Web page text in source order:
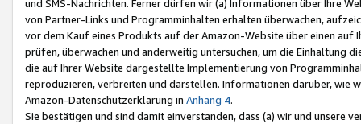
und SMS-Nachrichten. Ferner dürfen wir (a) Informationen über Ihre
von Partner-Links und Programminhalten erhalten überwachen,
vor dem Kauf eines Produkts auf der Amazon-Website über einen
prüfen, überwachen und anderweitig untersuchen, um die Einhaltung
die auf Ihrer Website dargestellte Implementierung von
reproduzieren, verbreiten und darstellen. Informationen darüber, wie
Amazon-Datenschutzerklärung in Anhang 4.
Sie bestätigen und sind damit einverstanden, dass (a) wir und